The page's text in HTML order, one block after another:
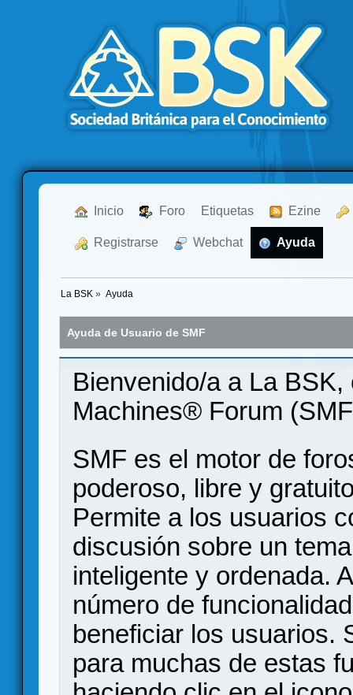
Inicio Foro Etiquetas Ezine
Registrarse Webchat Ayuda
La BSK » Ayuda
Ayuda de Usuario de SMF
Bienvenido/a a La
Machines® Forum
SMF es el motor de
poderoso, libre y
Permite a los usuarios
discusión sobre un
inteligente y ordenada.
número de
beneficiar los usuarios.
para muchas de estas